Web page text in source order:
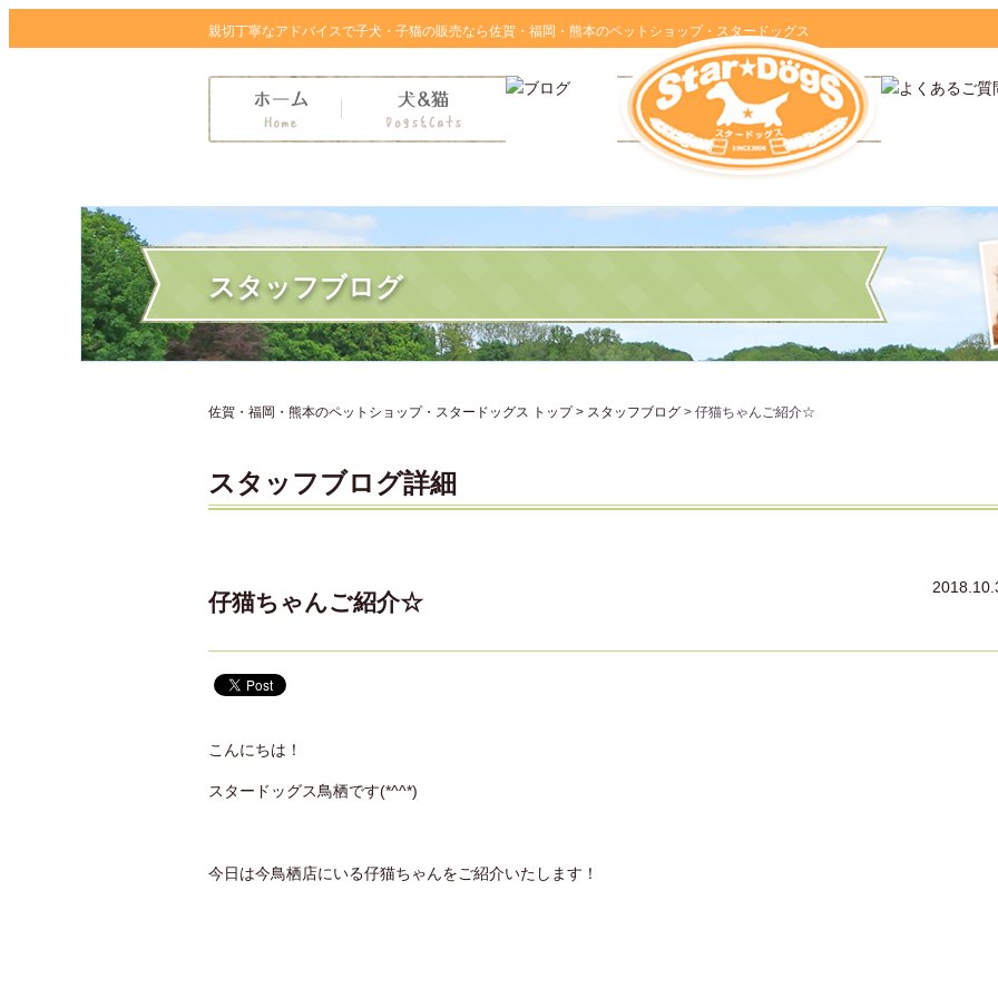
親切丁寧なアドバイスで子犬・子猫の販売なら佐賀・福岡・熊本のペットショップ・スタードッグス
スタッフブログ
佐賀・福岡・熊本のペットショップ・スタードッグス トップ > スタッフブログ > 仔猫ちゃんご紹介☆
スタッフブログ詳細
仔猫ちゃんご紹介☆
こんにちは！
スタードッグス鳥栖です(*^^*)
今日は今鳥栖店にいる仔猫ちゃんをご紹介いたします！